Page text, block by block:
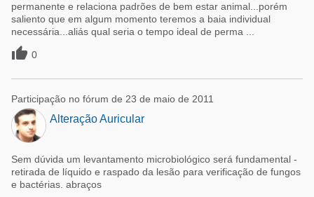
permanente e relaciona padrões de bem estar animal...porém
saliento que em algum momento teremos a baia individual
necessária...aliás qual seria o tempo ideal de perma ...
 0
Participação no fórum de 23 de maio de 2011
Alteração Auricular
Sem dúvida um levantamento microbiológico será fundamental -
retirada de líquido e raspado da lesão para verificação de fungos
e bactérias. abraços